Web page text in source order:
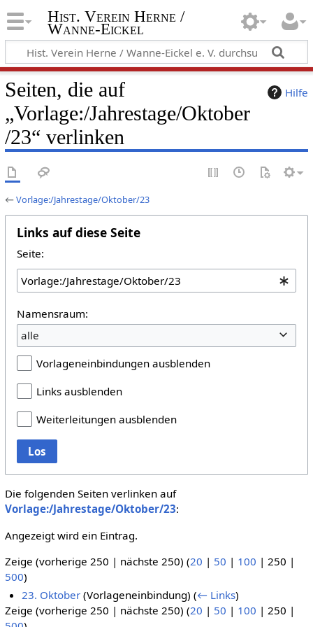
Hist. Verein Herne /
Wanne-Eickel
Hilfe
Seiten, die auf
„Vorlage:/Jahrestage/Oktober
/23“ verlinken
←Vorlage:/Jahrestage/Oktober/23
Links auf diese Seite
Seite:
Namensraum:
alle
Vorlageneinbindungen ausblenden
Links ausblenden
Weiterleitungen ausblenden
Los
Die folgenden Seiten verlinken auf
Vorlage:/Jahrestage/Oktober/23:
Angezeigt wird ein Eintrag.
Zeige (vorherige 250 | nächste 250) (20 | 50 | 100 | 250 |
500)
23. Oktober (Vorlageneinbindung)(← Links)
Zeige (vorherige 250 | nächste 250) (20 | 50 | 100 | 250 |